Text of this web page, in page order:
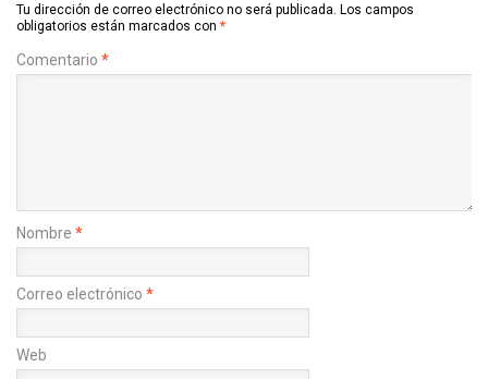
Tu dirección de correo electrónico no será publicada. Los campos
obligatorios están marcados con *
Comentario *
Nombre *
Correo electrónico *
Web